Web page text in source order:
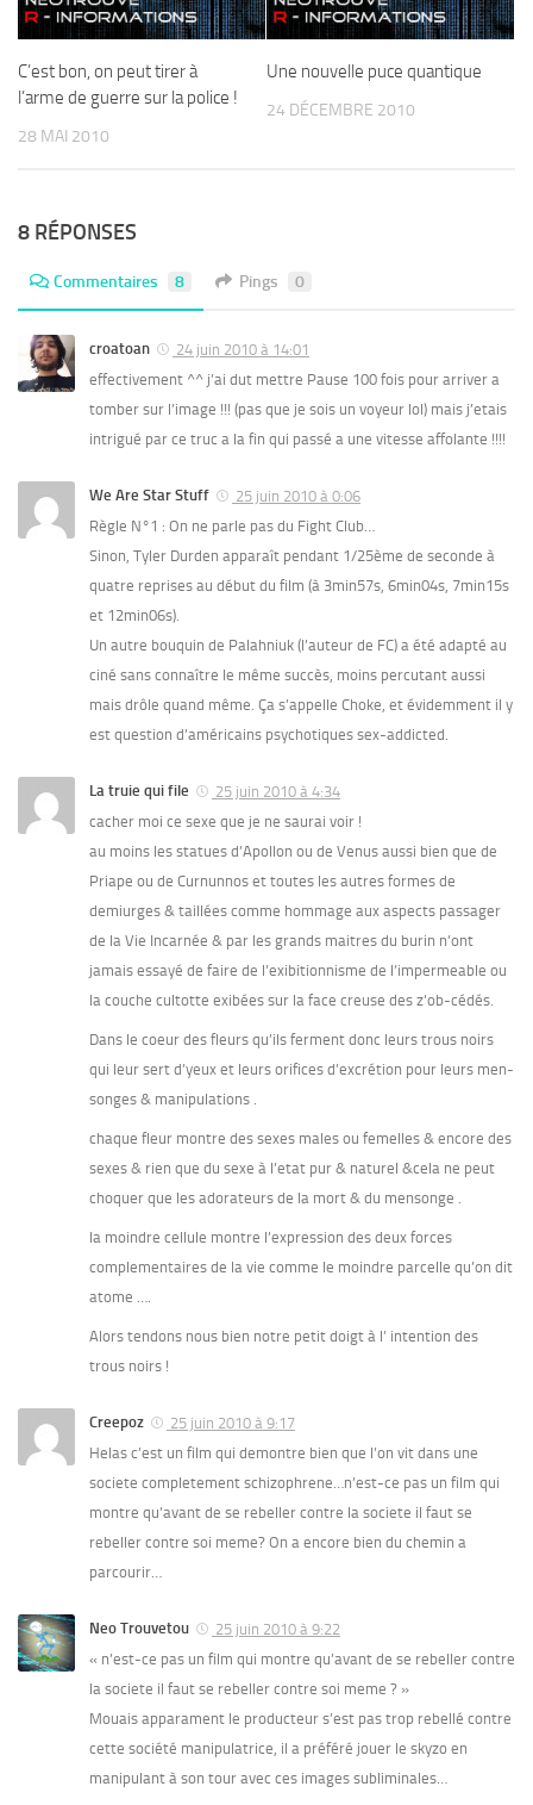
C’est bon, on peut tirer à
l’arme de guerre sur la police !
28 MAI 2010
Une nouvelle puce quantique
24 DÉCEMBRE 2010
8 RÉPONSES
Commentaires 8 Pings 0
croatoan
24 juin 2010 à 14:01
effectivement ^^ j’ai dut mettre Pause 100 fois pour arriver a
tomber sur l’image !!! (pas que je sois un voyeur lol) mais j’etais
intrigué par ce truc a la fin qui passé a une vitesse affolante !!!!
We Are Star Stuff
25 juin 2010 à 0:06
Règle N°1 : On ne parle pas du Fight Club…
Sinon, Tyler Durden apparaît pendant 1/25ème de seconde à
quatre reprises au début du film (à 3min57s, 6min04s, 7min15s
et 12min06s).
Un autre bouquin de Palahniuk (l’auteur de FC) a été adapté au
ciné sans connaître le même succès, moins percutant aussi
mais drôle quand même. Ça s’appelle Choke, et évidemment il y
est question d’américains psychotiques sex-addicted.
La truie qui file
25 juin 2010 à 4:34
cacher moi ce sexe que je ne saurai voir !
au moins les statues d’Apollon ou de Venus aussi bien que de
Priape ou de Curnunnos et toutes les autres formes de
demiurges & taillées comme hommage aux aspects passager
de la Vie Incarnée & par les grands maitres du burin n’ont
jamais essayé de faire de l’exibitionnisme de l’impermeable ou
la couche cultotte exibées sur la face creuse des z’ob-cédés.
Dans le coeur des fleurs qu’ils ferment donc leurs trous noirs
qui leur sert d’yeux et leurs orifices d’excrétion pour leurs men-
songes & manipulations .
chaque fleur montre des sexes males ou femelles & encore des
sexes & rien que du sexe à l’etat pur & naturel &cela ne peut
choquer que les adorateurs de la mort & du mensonge .
la moindre cellule montre l’expression des deux forces
complementaires de la vie comme le moindre parcelle qu’on dit
atome ….
Alors tendons nous bien notre petit doigt à l’ intention des
trous noirs !
Creepoz
25 juin 2010 à 9:17
Helas c’est un film qui demontre bien que l’on vit dans une
societe completement schizophrene…n’est-ce pas un film qui
montre qu’avant de se rebeller contre la societe il faut se
rebeller contre soi meme? On a encore bien du chemin a
parcourir…
Neo Trouvetou
25 juin 2010 à 9:22
« n’est-ce pas un film qui montre qu’avant de se rebeller contre
la societe il faut se rebeller contre soi meme ? »
Mouais apparament le producteur s’est pas trop rebellé contre
cette société manipulatrice, il a préféré jouer le skyzo en
manipulant à son tour avec ces images subliminales…